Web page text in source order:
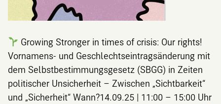
Growing Stronger in times of crisis: Our rights!
Vornamens- und Geschlechtseintragsänderung mit
dem Selbstbestimmungsgesetz (SBGG) in Zeiten
politischer Unsicherheit – Zwischen „Sichtbarkeit“
und „Sicherheit“ Wann?14.09.25 | 11:00 – 15:00 Uhr